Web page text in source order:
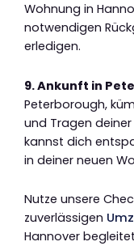
Wohnung in
notwendigen
erledigen.
9. Ankunft in
Peterborough,
und Tragen deiner
kannst dich
in deiner neuen
Nutze unsere
zuverlässigen
Hannover